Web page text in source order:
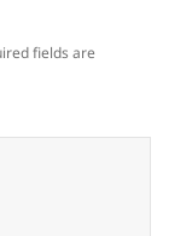
fields are